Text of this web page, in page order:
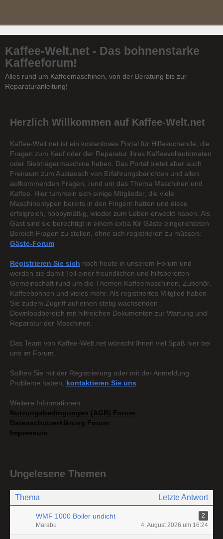
Kaffee-Welt.net - Das bohnenstarke
Kaffeeforum!
Alles rund um Kaffeemaschinen, von der Beratung bis zur
Reparaturanleitung!
Herzlich Willkommen auf Kaffee-Welt.net
Kaffee-Welt.net ist ein kostenloses Portal für Hilfesuchende, die
Fragen zum Kauf oder der Reparatur ihres Kaffeevollautomaten
oder Siebträgermaschine haben. Das Portal bietet aber auch
Freiraum zum Austausch von Erfahrungsberichten und allen
aufkommenden Fragen, rund um das Thema Maschinen und
Kaffee. Hier tummeln sich einige Mitglieder, die viele
Maschinentypen bereits in den Fingern hatten und diese
erfolgreich, hobbymäßig, wieder zum Leben erweckt haben. Als
Gast sind sie berechtigt in einem extra für Gäste eingerichteten
Bereich Fragen zu stellen, ohne sich registrieren zu müssen:
Gäste-Forum
Registrieren Sie sich noch heute in unserem Forum und
werden sie damit Teil einer freundlichen und hilfsbereiten
Gemeinschaft rund um die Themen Kaffeemaschinen, Zubehör,
Kaffeebohnen und vieles mehr. Als registriertes Mitglied haben
Sie zudem Zugriff auf einen stetig wachsenden
Downloadbereich mit hilfreichen Dokumenten zur Wartung und
Reparatur der Maschinen.
Das Team von Kaffee-Welt.net wünscht Ihnen viel Spaß hier bei
uns im Forum.
Sollten Sie mit der Registrierung oder mit der Anmeldung
Probleme haben, kontaktieren Sie uns
Weitere Informationen:
Nutzungsbedingungen (AGB) Forum
Datenschutzerklärung Forum
Impressum
Ungelesene Themen
Thema Letzte Antwort
WMF 1000 Boiler undicht
2
Marabu
4. August 2026 um 16:24